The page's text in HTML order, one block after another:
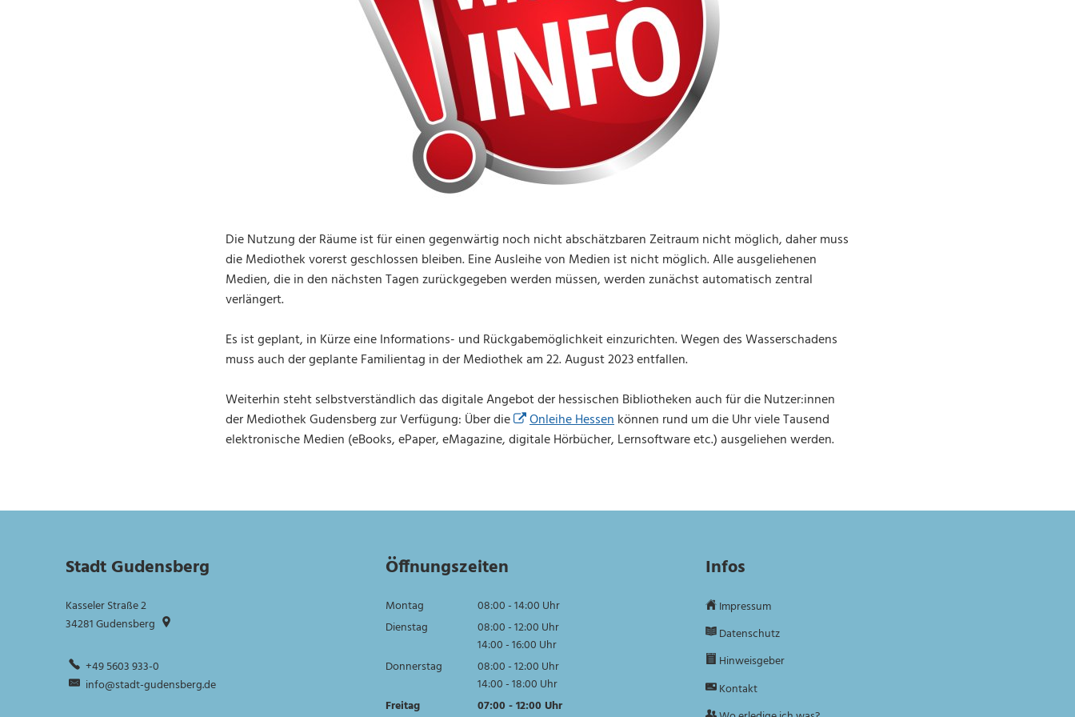
Die Nutzung der Räume ist für einen gegenwärtig noch nicht abschätzbaren Zeitraum nicht möglich, daher muss
die Mediothek vorerst geschlossen bleiben. Eine Ausleihe von Medien ist nicht möglich. Alle ausgeliehenen
Medien, die in den nächsten Tagen zurückgegeben werden müssen, werden zunächst automatisch zentral
verlängert.
Es ist geplant, in Kürze eine Informations- und Rückgabemöglichkeit einzurichten. Wegen des Wasserschadens
muss auch der geplante Familientag in der Mediothek am 22. August 2023 entfallen.
Weiterhin steht selbstverständlich das digitale Angebot der hessischen Bibliotheken auch für die Nutzer:innen
der Mediothek Gudensberg zur Verfügung: Über die
Onleihe Hessenkönnen rund um die Uhr viele Tausend
elektronische Medien (eBooks, ePaper, eMagazine, digitale Hörbücher, Lernsoftware etc.) ausgeliehen werden.
Stadt Gudensberg
Kasseler Straße 2
34281Gudensberg
+49 5603 933-0
info@stadt-gudensberg.de
Öffnungszeiten
Montag 08:00-14:00 Uhr
Von 08:00 bis 14:00 Uhr
Dienstag 08:00-12:00 Uhr
Von 08:00 bis 12:00 Uhr
14:00-16:00 Uhr
Von 14:00 bis 16:00 Uhr
Donnerstag 08:00-12:00 Uhr
Von 08:00 bis 12:00 Uhr
14:00-18:00 Uhr
Von 14:00 bis 18:00 Uhr
Freitag 07:00 -12:00 Uhr
Infos
Impressum
Datenschutz
Hinweisgeber
Kontakt